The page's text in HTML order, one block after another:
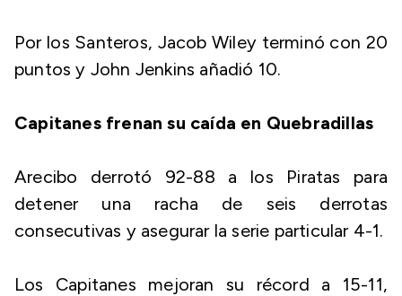
Por los Santeros, Jacob Wiley terminó con 20
puntos y John Jenkins añadió 10.
Capitanes frenan su caída en Quebradillas
Arecibo derrotó 92-88 a los Piratas para
detener una racha de seis derrotas
consecutivas y asegurar la serie particular 4-1.
Los Capitanes mejoran su récord a 15-11,